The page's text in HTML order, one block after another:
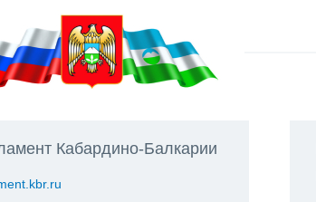
Кабардино-Балкарии